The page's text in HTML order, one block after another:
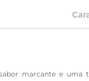
marcante e uma